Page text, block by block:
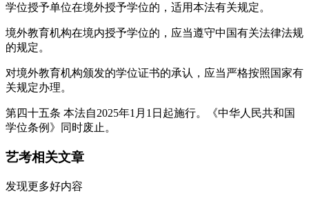
学位授予单位在境外授予学位的，适用本法有关规定。
境外教育机构在境内授予学位的，应当遵守中国有关法律法规
的规定。
对境外教育机构颁发的学位证书的承认，应当严格按照国家有
关规定办理。
第四十五条 本法自2025年1月1日起施行。《中华人民共和国
学位条例》同时废止。
艺考相关文章
发现更多好内容